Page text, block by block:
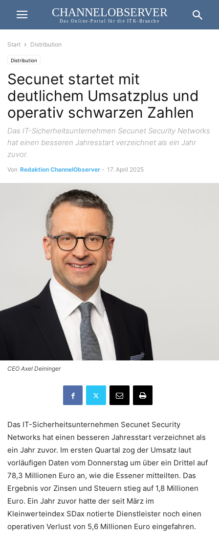
CHANNELOBSERVER
Das Online-Portal für die ITK-Branche
Start Distribution
Distribution
Secunet startet mit
deutlichem Umsatzplus und
operativ schwarzen Zahlen
Das IT-Sicherheitsunternehmen Secunet Security Networks
hat einen besseren Jahresstart verzeichnet als ein Jahr
zuvor.
Von Redaktion ChannelObserver - 17. April 2025
CEO Axel Deininger
Das IT-Sicherheitsunternehmen Secunet Security
Networks hat einen besseren Jahresstart verzeichnet als
ein Jahr zuvor. Im ersten Quartal zog der Umsatz laut
vorläufigen Daten vom Donnerstag um über ein Drittel auf
78,3 Millionen Euro an, wie die Essener mitteilten. Das
Ergebnis vor Zinsen und Steuern stieg auf 1,8 Millionen
Euro. Ein Jahr zuvor hatte der seit März im
Kleinwerteindex SDax notierte Dienstleister noch einen
operativen Verlust von 5,6 Millionen Euro eingefahren.